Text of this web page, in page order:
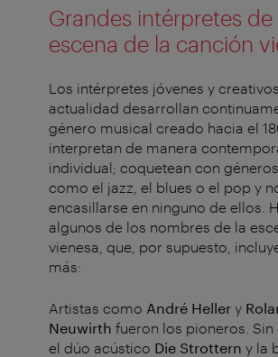
Grandes intérpretes de
escena de la canción
Los intérpretes jóvenes y
actualidad desarrollan
género musical creado hacia el
interpretan de manera
individual; coquetean con
como el jazz, el blues o el pop y
encasillarse en ninguno de ellos.
algunos de los nombres de la
vienesa, que, por supuesto,
más:
Artistas como André Heller y
Neuwirth fueron los pioneros. Sin
el dúo acústico Die Strottern y la